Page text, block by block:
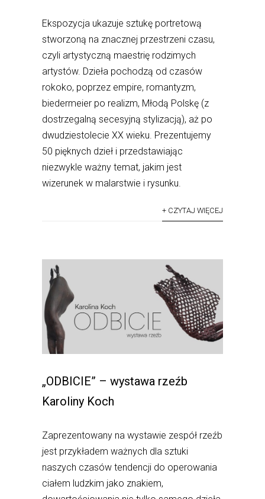
Ekspozycja ukazuje sztukę portretową
stworzoną na znacznej przestrzeni czasu,
czyli artystyczną maestrię rodzimych
artystów. Dzieła pochodzą od czasów
rokoko, poprzez empire, romantyzm,
biedermeier po realizm, Młodą Polskę (z
dostrzegalną secesyjną stylizacją), aż po
dwudziestolecie XX wieku. Prezentujemy
50 pięknych dzieł i przedstawiając
niezwykle ważny temat, jakim jest
wizerunek w malarstwie i rysunku.
+ CZYTAJ WIĘCEJ
„ODBICIE” – wystawa rzeźb
Karoliny Koch
Zaprezentowany na wystawie zespół rzeźb
jest przykładem ważnych dla sztuki
naszych czasów tendencji do operowania
ciałem ludzkim jako znakiem,